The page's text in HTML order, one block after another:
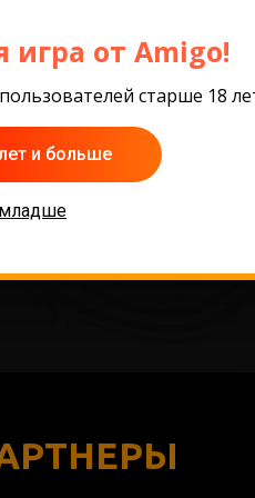
игра от Amigo!
старше 18
и больше
младше